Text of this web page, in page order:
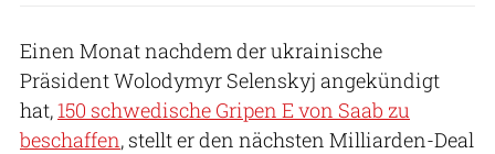
Einen Monat nachdem der ukrainische
Präsident Wolodymyr Selenskyj angekündigt
hat,150 schwedische Gripen E von Saab zu
beschaffen, stellt er den nächsten Milliarden-Deal